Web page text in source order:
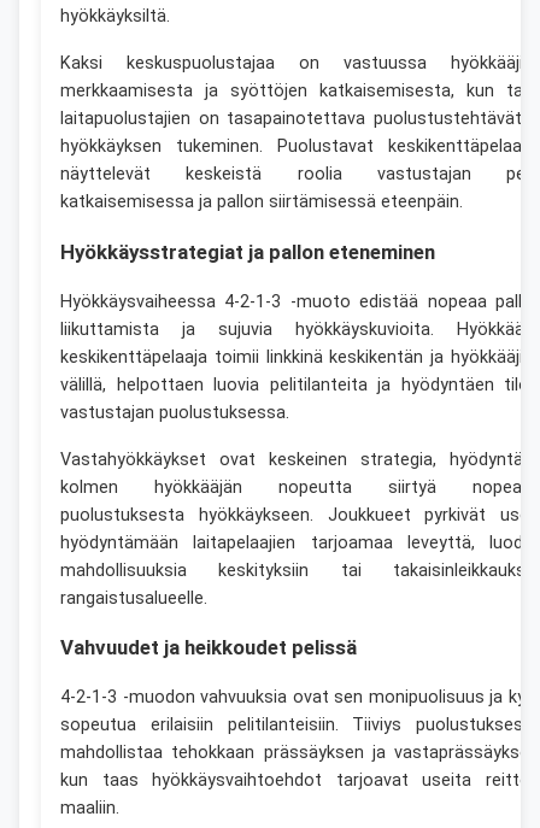
hyökkäyksiltä.
Kaksi keskuspuolustajaa on vastuussa
merkkaamisesta ja syöttöjen katkaisemisesta, kun
laitapuolustajien on tasapainotettava puolustustehtävät
hyökkäyksen tukeminen. Puolustavat
näyttelevät keskeistä roolia vastustajan
katkaisemisessa ja pallon siirtämisessä eteenpäin.
Hyökkäysstrategiat ja pallon eteneminen
Hyökkäysvaiheessa 4-2-1-3 -muoto edistää nopeaa
liikuttamista ja sujuvia hyökkäyskuvioita.
keskikenttäpelaaja toimii linkkinä keskikentän ja
välillä, helpottaen luovia pelitilanteita ja hyödyntäen
vastustajan puolustuksessa.
Vastahyökkäykset ovat keskeinen strategia,
kolmen hyökkääjän nopeutta siirtyä
puolustuksesta hyökkäykseen. Joukkueet pyrkivät
hyödyntämään laitapelaajien tarjoamaa leveyttä,
mahdollisuuksia keskityksiin tai
rangaistusalueelle.
Vahvuudet ja heikkoudet pelissä
4-2-1-3 -muodon vahvuuksia ovat sen monipuolisuus ja
sopeutua erilaisiin pelitilanteisiin. Tiiviys
mahdollistaa tehokkaan prässäyksen ja
kun taas hyökkäysvaihtoehdot tarjoavat useita
maaliin.